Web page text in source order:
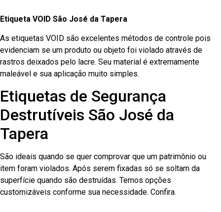
Etiqueta VOID São José da Tapera
As etiquetas VOID são excelentes métodos de controle pois
evidenciam se um produto ou objeto foi violado através de
rastros deixados pelo lacre. Seu material é extremamente
maleável e sua aplicação muito simples.
Etiquetas de Segurança
Destrutíveis São José da
Tapera
São ideais quando se quer comprovar que um patrimônio ou
item foram violados. Após serem fixadas só se soltam da
superfície quando são destruídas. Temos opções
customizáveis conforme sua necessidade. Confira.